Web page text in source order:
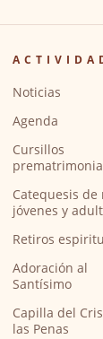
Noticias
Agenda
Cursillos
Catequesis de
jóvenes y
Retiros
Adoración al
Santísimo
Capilla del
las Penas